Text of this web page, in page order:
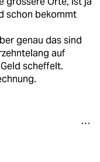
schon bekommt
genau das sind
auf
scheffelt.